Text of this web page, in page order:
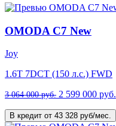
OMODA C7 New
Joy
1.6T 7DCT (150 л.с.) FWD
3 064 000 руб. 2 599 000 руб.
В кредит от 43 328 руб/мес.